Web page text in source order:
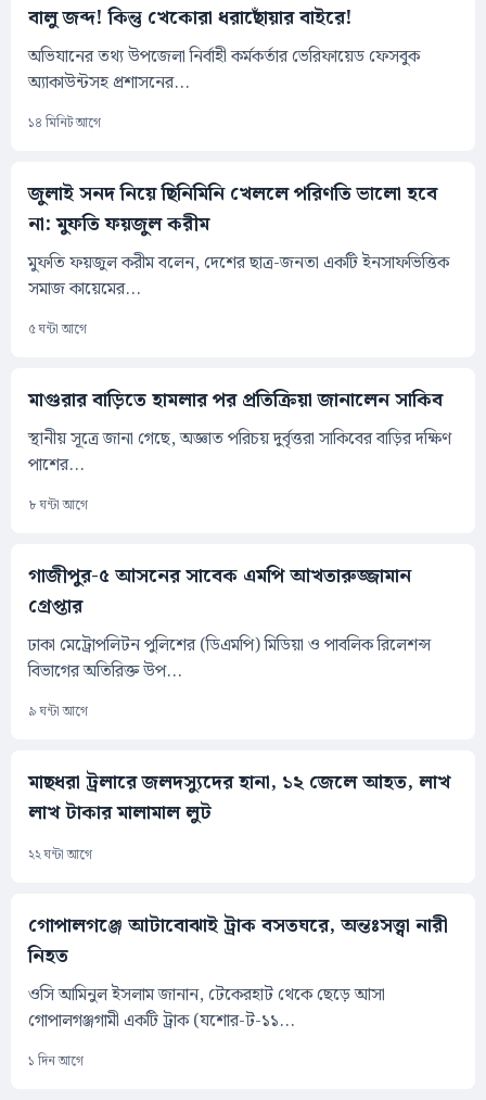
বালু জব্দ! কিন্তু খেকোরা ধরাছোঁয়ার বাইরে!
অভিযানের তথ্য উপজেলা নির্বাহী কর্মকর্তার ভেরিফায়েড ফেসবুক
অ্যাকাউন্টসহ প্রশাসনের...
১৪ মিনিট আগে
জুলাই সনদ নিয়ে ছিনিমিনি খেললে পরিণতি ভালো হবে
না: মুফতি ফয়জুল করীম
মুফতি ফয়জুল করীম বলেন, দেশের ছাত্র-জনতা একটি ইনসাফভিত্তিক
সমাজ কায়েমের...
৫ ঘন্টা আগে
মাগুরার বাড়িতে হামলার পর প্রতিক্রিয়া জানালেন সাকিব
স্থানীয় সূত্রে জানা গেছে, অজ্ঞাত পরিচয় দুর্বৃত্তরা সাকিবের বাড়ির দক্ষিণ
পাশের...
৮ ঘন্টা আগে
গাজীপুর-৫ আসনের সাবেক এমপি আখতারুজ্জামান
গ্রেপ্তার
ঢাকা মেট্রোপলিটন পুলিশের (ডিএমপি) মিডিয়া ও পাবলিক রিলেশন্স
বিভাগের অতিরিক্ত উপ...
৯ ঘন্টা আগে
মাছধরা ট্রলারে জলদস্যুদের হানা, ১২ জেলে আহত, লাখ
লাখ টাকার মালামাল লুট
২২ ঘন্টা আগে
গোপালগঞ্জে আটাবোঝাই ট্রাক বসতঘরে, অন্তঃসত্ত্বা নারী
নিহত
ওসি আমিনুল ইসলাম জানান, টেকেরহাট থেকে ছেড়ে আসা
গোপালগঞ্জগামী একটি ট্রাক (যশোর-ট-১১...
১ দিন আগে